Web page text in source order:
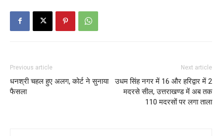
Previous article
धनश्री चहल हुए अलग, कोर्ट ने सुनाया
फैसला
Next article
उधम सिंह नगर में 16 और हरिद्वार में 2
मदरसे सील, उत्तराखण्ड में अब तक
110 मदरसों पर लगा ताला